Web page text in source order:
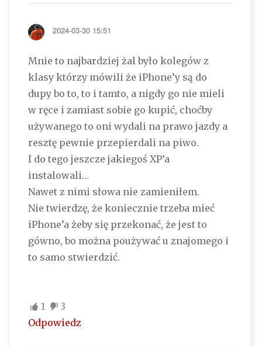
2024-03-30 15:51
Mnie to najbardziej żal było kolegów z
klasy którzy mówili że iPhone’y są do
dupy bo to, to i tamto, a nigdy go nie mieli
w ręce i zamiast sobie go kupić, choćby
używanego to oni wydali na prawo jazdy a
resztę pewnie przepierdali na piwo.
I do tego jeszcze jakiegoś XP’a
instalowali…
Nawet z nimi słowa nie zamieniłem.
Nie twierdzę, że koniecznie trzeba mieć
iPhone’a żeby się przekonać, że jest to
gówno, bo można poużywać u znajomego i
to samo stwierdzić.
1
3
Odpowiedz